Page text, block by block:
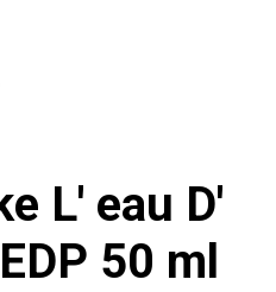
L' eau D'
50 ml